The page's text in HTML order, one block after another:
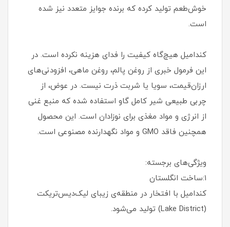
خوش‌طعم تولید کرده که برنده جوایز متعدد نیز شده
است.
کندامیل هیچ‌گاه کیفیت را فدای هزینه نکرده است. در
این فرمول خبری از روغن پالم، روغن ماهی، افزودنی‌های
ارزان‌قیمت، سویا یا شربت ذرت نیست. در عوض، از
چربی طبیعی شیر کامل گاو استفاده شده که منبع غنی
از انرژی و مواد مغذی برای نوزادان است. این محصول
همچنین فاقد GMO و مواد نگهدارنده مصنوعی است.
ویژگی‌های برجسته:
۱:ساخت انگلستان
کندامیل با افتخار در منطقه‌ی زیبای لیک‌دیس‌تریکت
(Lake District) تولید می‌شود.